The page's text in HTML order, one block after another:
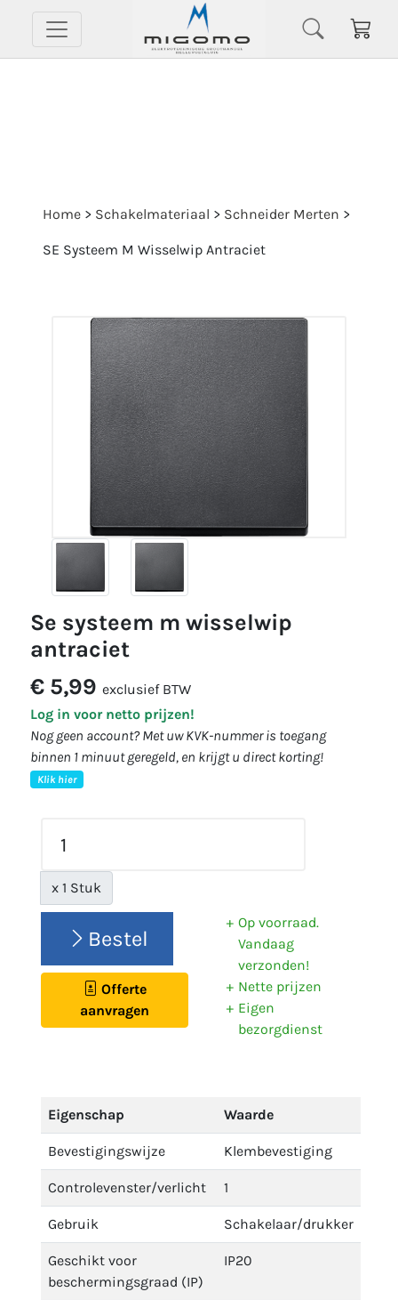
Home > Schakelmateriaal > Schneider Merten >
SE Systeem M Wisselwip Antraciet
se systeem m wisselwip
antraciet
€ 5,99 exclusief BTW
Log in voor netto prijzen!
Nog geen account? Met uw KVK-nummer is toegang
binnen 1 minuut geregeld, en krijgt u direct korting!
Klik hier
x 1 Stuk
Bestel
Offerte
aanvragen
Op voorraad.
Vandaag
verzonden!
Nette prijzen
Eigen
bezorgdienst
Eigenschap Waarde
Bevestigingswijze Klembevestiging
Controlevenster/verlicht 1
Gebruik Schakelaar/drukker
Geschikt voor
beschermingsgraad (IP)
IP20